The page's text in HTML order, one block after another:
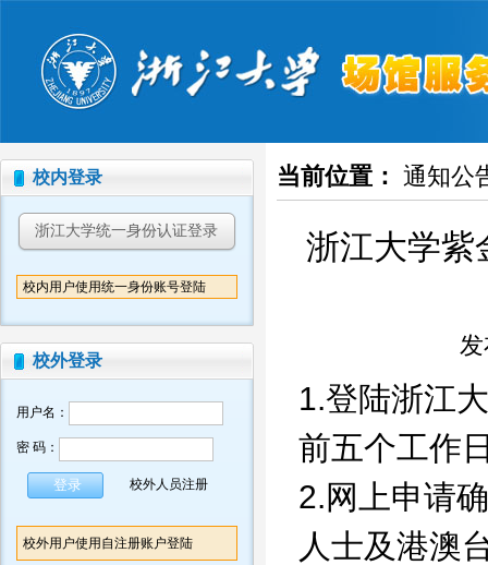
校内登录
浙江大学统一身份认证登录
校内用户使用统一身份账号登陆
校外登录
用户名：
密 码：
校外人员注册
校外用户使用自注册账户登陆
当前位置： 通知公
浙江大学紫
1.登陆浙江
前五个工作
2.网上申请
人士及港澳